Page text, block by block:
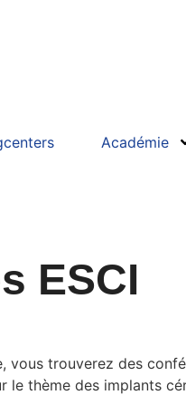
Académie
ESCI
trouverez des
le thème des implants